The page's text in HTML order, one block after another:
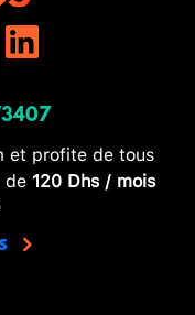
et profite de tous
120 Dhs / mois